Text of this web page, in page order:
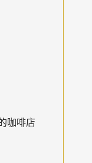
咖啡店